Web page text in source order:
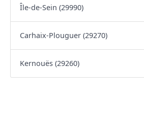
Île-de-Sein (29990)
Carhaix-Plouguer (29270)
Kernouës (29260)